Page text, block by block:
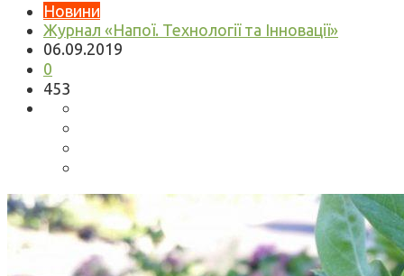
Новини
Журнал «Напої. Технології та Інновації»
06.09.2019
0
453